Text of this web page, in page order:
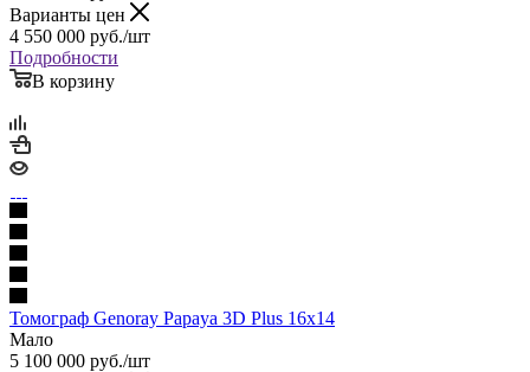
Варианты цен
4 550 000 руб./шт
Подробности
В корзину
Томограф Genoray Papaya 3D Plus 16x14
Мало
5 100 000 руб./шт